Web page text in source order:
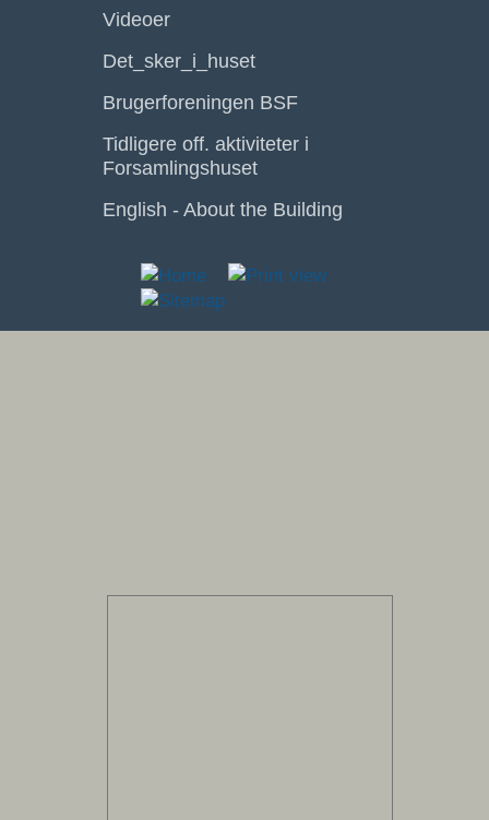
Videoer
Det_sker_i_huset
Brugerforeningen BSF
Tidligere off. aktiviteter i
Forsamlingshuset
English - About the Building